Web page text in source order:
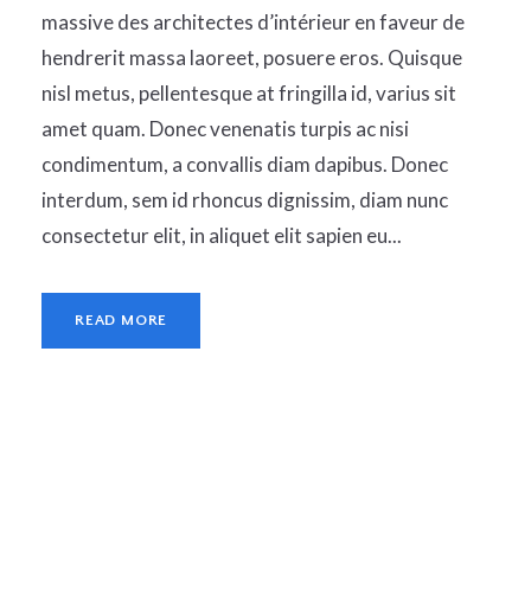
massive des architectes d’intérieur en faveur de
hendrerit massa laoreet, posuere eros. Quisque
nisl metus, pellentesque at fringilla id, varius sit
amet quam. Donec venenatis turpis ac nisi
condimentum, a convallis diam dapibus. Donec
interdum, sem id rhoncus dignissim, diam nunc
consectetur elit, in aliquet elit sapien eu...
READ MORE